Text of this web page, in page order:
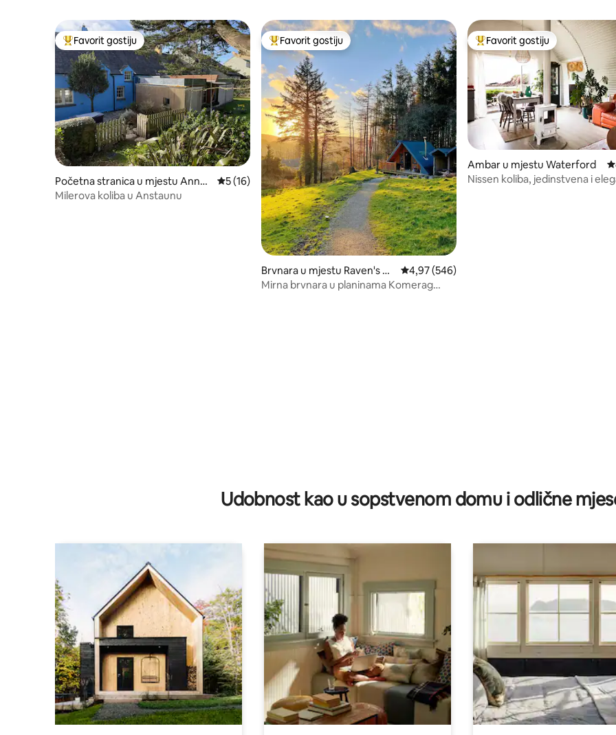
Glavni favorit gostiju
Favorit gostiju
Početna stranica u mjestu Annes
town
prosječna ocjena 5 od 5, recenzija: 16
5 (16)
Milerova koliba u Anstaunu
Glavni favorit gostiju
Favorit gostiju
Brvnara u mjestu Raven's Ro
ck
prosječna ocjena 4,97 od 5, recenzija: 546
4,97 (546)
Mirna brvnara u planinama Komerag
Glavni favorit gostiju
Favorit gostiju
Ambar u mjestu Waterford
Nissen koliba, jedinstvena i
Udobnost kao u sopstvenom domu i odlične